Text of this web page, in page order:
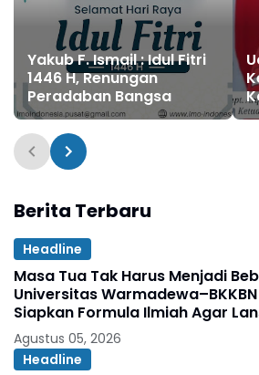
Yakub F. Ismail : Idul Fitri
1446 H, Renungan
Peradaban Bangsa
Berita Terbaru
Headline
Masa Tua Tak Harus Menjadi
Universitas
Siapkan Formula Ilmiah Agar
Tetap Sehat, Bahagia, dan
Agustus 05, 2026
Headline